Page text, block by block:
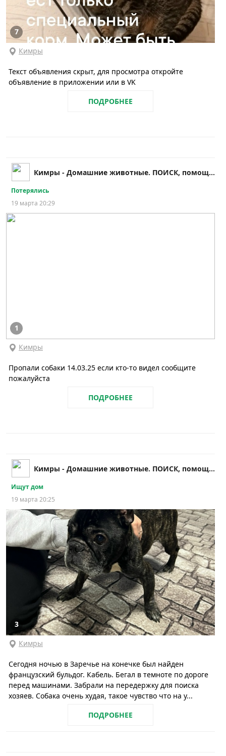
7
Кимры
Текст объявления скрыт, для просмотра откройте
объявление в приложении или в VK
ПОДРОБНЕЕ
Кимры - Домашние животные. ПОИСК, помощь и др.!!
Потерялись
19 марта 20:29
1
Кимры
Пропали собаки 14.03.25 если кто-то видел сообщите
пожалуйста
ПОДРОБНЕЕ
Кимры - Домашние животные. ПОИСК, помощь и др.!!
Ищут дом
19 марта 20:25
3
Кимры
Сегодня ночью в Заречье на конечке был найден
французский бульдог. Кабель. Бегал в темноте по дороге
перед машинами. Забрали на передержку для поиска
хозяев. Собака очень худая, такое чувство что на у...
ПОДРОБНЕЕ